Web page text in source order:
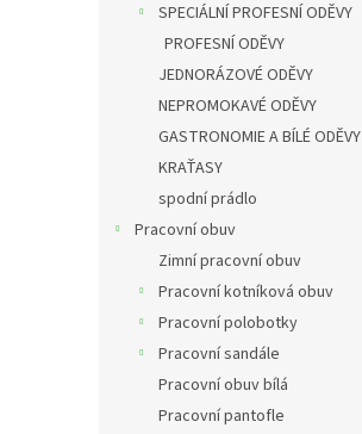
SPECIÁLNÍ PROFESNÍ ODĚVY
PROFESNÍ ODĚVY
JEDNORÁZOVÉ ODĚVY
NEPROMOKAVÉ ODĚVY
GASTRONOMIE A BÍLÉ ODĚVY
KRAŤASY
spodní prádlo
Pracovní obuv
Zimní pracovní obuv
Pracovní kotníková obuv
Pracovní polobotky
Pracovní sandále
Pracovní obuv bílá
Pracovní pantofle